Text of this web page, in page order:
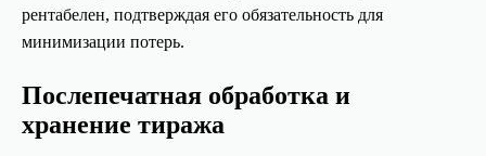
рентабелен, подтверждая его обязательность для
минимизации потерь.
Послепечатная обработка и
хранение тиража